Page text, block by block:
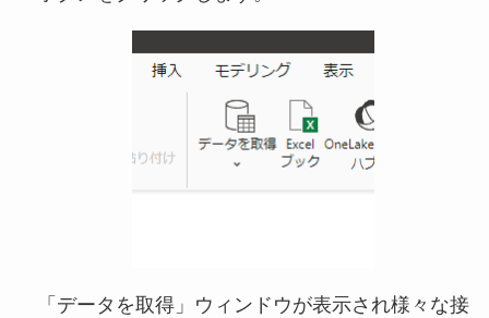
「データを取得」ウィンドウが表示され様々な接